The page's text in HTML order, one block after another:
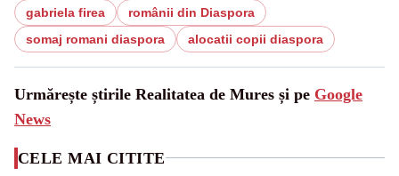
gabriela firea
românii din Diaspora
somaj romani diaspora
alocatii copii diaspora
Urmărește știrile Realitatea de Mures și pe Google
News
CELE MAI CITITE